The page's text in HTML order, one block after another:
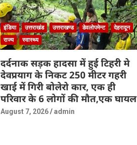
इंडिया उत्तराखंड उत्तराखण्ड डेवलोपमेन्ट
देहरादून
राज्य
स्वास्थ्य
दर्दनाक सड़क हादसा में हुई टिहरी मे
देवप्रयाग के निकट 250 मीटर गहरी
खाई में गिरी बोलेरो कार, एक ही
परिवार के 6 लोगों की मौत,एक घायल
August 7, 2026 admin